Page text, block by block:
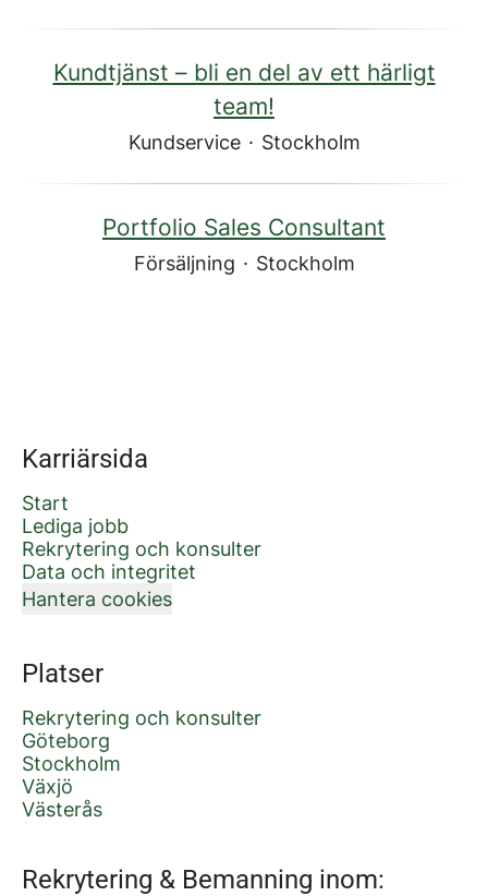
Kundtjänst – bli en del av ett härligt
team!
Kundservice · Stockholm
Portfolio Sales Consultant
Försäljning · Stockholm
Karriärsida
Start
Lediga jobb
Rekrytering och konsulter
Data och integritet
Hantera cookies
Platser
Rekrytering och konsulter
Göteborg
Stockholm
Växjö
Västerås
Rekrytering & Bemanning inom: